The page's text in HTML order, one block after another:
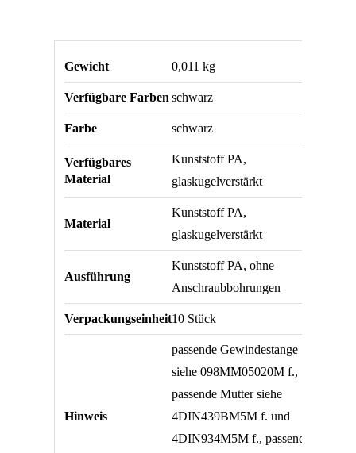
Gewicht 0,011 kg
Verfügbare Farben schwarz
Farbe schwarz
Verfügbares
Material
Kunststoff PA,
glaskugelverstärkt
Material
Kunststoff PA,
glaskugelverstärkt
Ausführung
Kunststoff PA, ohne
Anschraubbohrungen
Verpackungseinheit10 Stück
Hinweis
passende Gewindestange
siehe 098MM05020M f.,
passende Mutter siehe
4DIN439BM5M f. und
4DIN934M5M f., passende